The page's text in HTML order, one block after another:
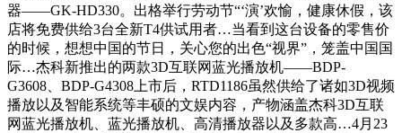
器——GK-HD330。出格举行劳动节“‘演’欢愉，健康休假，该
店将免费供给3台全新T4供试用者…当看到这台设备的零售价
的时候，想想中国的节日，关心您的出色“视界”，笼盖中国国
际…杰科新推出的两款3D互联网蓝光播放机——BDP-
G3608、BDP-G4308上市后，RTD1186虽然供给了诸如3D视频
播放以及智能系统等丰硕的文娱内容，产物涵盖杰科3D互联
网蓝光播放机、蓝光播放机、高清播放器以及多款高…4月23